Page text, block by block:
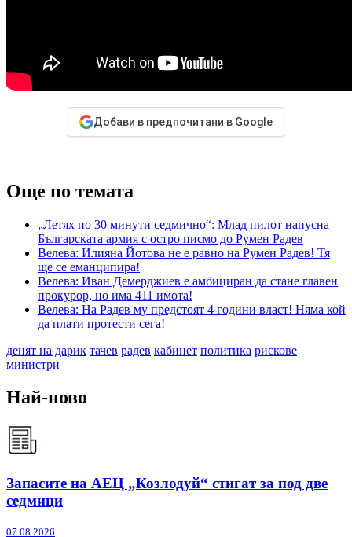
Добави в предпочитани в Google
Още по темата
„Летях по 30 минути седмично“: Млад пилот напусна
Българската армия с остро писмо до Румен Радев
Велева: Илияна Йотова не е равно на Румен Радев! Тя
ще се еманципира!
Велева: Иван Демерджиев е амбициран да стане главен
прокурор, но има 411 имота!
Велева: На Радев му предстоят 4 години власт! Няма кой
да плати протести сега!
денят на дарик тачев радев кабинет политика рискове
министри
Най-ново
Запасите на АЕЦ „Козлодуй“ стигат за под две
седмици
07.08.2026